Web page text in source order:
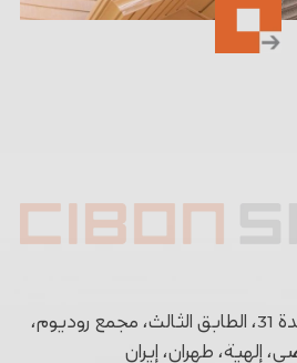
الوحدة 31، الطابق الثالث، مجمع روديوم،